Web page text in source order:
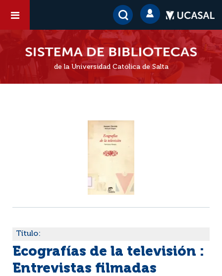
de la Universidad Católica de Salta
Título:
Ecografías de la televisión :
Entrevistas filmadas